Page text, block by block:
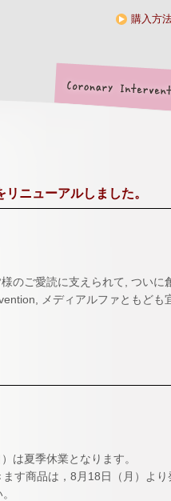
購入方
ニューアルしました。
のご愛読に支えられて, ついに
メディアルファともども
は夏季休業となります。
す商品は，8月18日（月）より